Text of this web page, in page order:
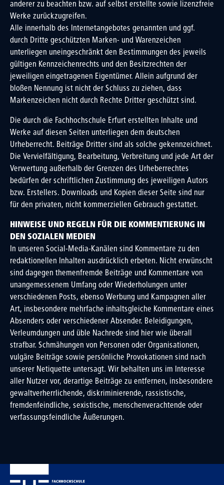
anderer zu beachten bzw. auf selbst erstellte sowie lizenzfreie
Werke zurückzugreifen.
Alle innerhalb des Internetangebotes genannten und ggf.
durch Dritte geschützten Marken- und Warenzeichen
unterliegen uneingeschränkt den Bestimmungen des jeweils
gültigen Kennzeichenrechts und den Besitzrechten der
jeweiligen eingetragenen Eigentümer. Allein aufgrund der
bloßen Nennung ist nicht der Schluss zu ziehen, dass
Markenzeichen nicht durch Rechte Dritter geschützt sind.
Die durch die Fachhochschule Erfurt erstellten Inhalte und
Werke auf diesen Seiten unterliegen dem deutschen
Urheberrecht. Beiträge Dritter sind als solche gekennzeichnet.
Die Vervielfältigung, Bearbeitung, Verbreitung und jede Art der
Verwertung außerhalb der Grenzen des Urheberrechtes
bedürfen der schriftlichen Zustimmung des jeweiligen Autors
bzw. Erstellers. Downloads und Kopien dieser Seite sind nur
für den privaten, nicht kommerziellen Gebrauch gestattet.
HINWEISE UND REGELN FÜR DIE KOMMENTIERUNG IN
DEN SOZIALEN MEDIEN
In unseren Social-Media-Kanälen sind Kommentare zu den
redaktionellen Inhalten ausdrücklich erbeten. Nicht erwünscht
sind dagegen themenfremde Beiträge und Kommentare von
unangemessenem Umfang oder Wiederholungen unter
verschiedenen Posts, ebenso Werbung und Kampagnen aller
Art, insbesondere mehrfache inhaltsgleiche Kommentare eines
Absenders oder verschiedener Absender. Beleidigungen,
Verleumdungen und üble Nachrede sind hier wie überall
strafbar. Schmähungen von Personen oder Organisationen,
vulgäre Beiträge sowie persönliche Provokationen sind nach
unserer Netiquette untersagt. Wir behalten uns im Interesse
aller Nutzer vor, derartige Beiträge zu entfernen, insbesondere
gewaltverherrlichende, diskriminierende, rassistische,
fremdenfeindliche, sexistische, menschenverachtende oder
verfassungsfeindliche Äußerungen.